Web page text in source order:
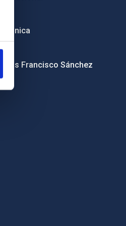
Francisco Sánchez